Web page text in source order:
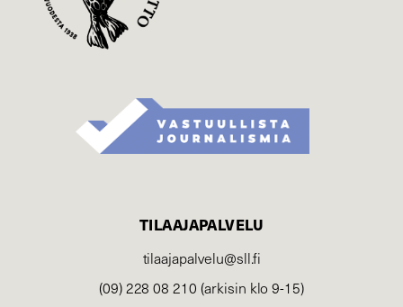
TILAAJAPALVELU
tilaajapalvelu@sll.fi
(09) 228 08 210 (arkisin klo 9-15)